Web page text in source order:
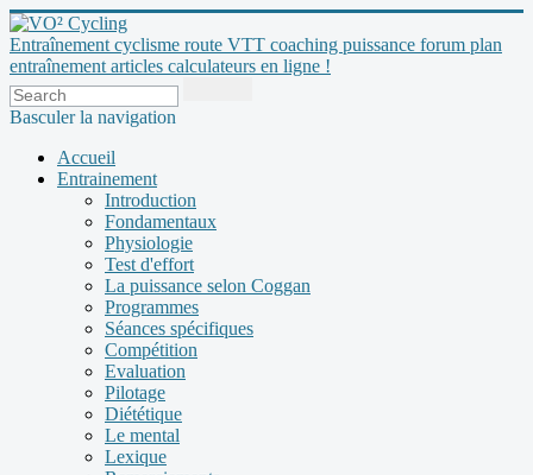
Entraînement cyclisme route VTT coaching puissance forum plan
entraînement articles calculateurs en ligne !
Basculer la navigation
Accueil
Entrainement
Introduction
Fondamentaux
Physiologie
Test d'effort
La puissance selon Coggan
Programmes
Séances spécifiques
Compétition
Evaluation
Pilotage
Diététique
Le mental
Lexique